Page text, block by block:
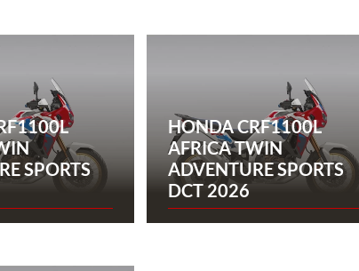
SPORTS
HONDA CRF1100L
AFRICA TWIN
ADVENTURE SPORTS
DCT 2026